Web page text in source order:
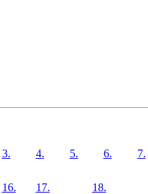
3. 4. 5. 6. 7.
16. 17. 18.